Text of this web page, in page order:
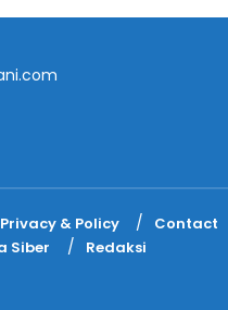
Privacy & Policy
Contact
Siber
Redaksi